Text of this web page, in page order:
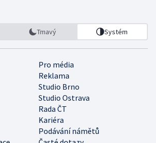
Tmavý Systém
Pro média
Reklama
Studio Brno
Studio Ostrava
Rada ČT
Kariéra
Podávání námětů